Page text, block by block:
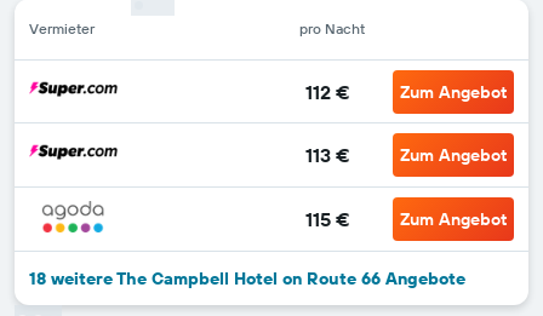
Vermieter pro Nacht
112 € Zum Angebot
113 € Zum Angebot
115 € Zum Angebot
18 weitere The Campbell Hotel on Route 66 Angebote